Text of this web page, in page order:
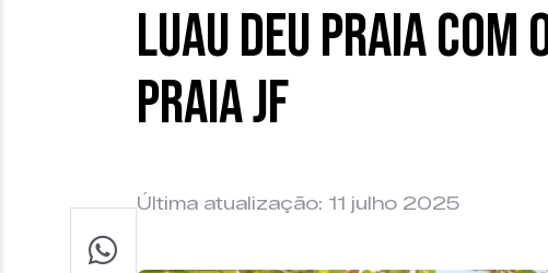
Luau Deu Praia com
Praia JF
Última atualização: 11 julho 2025